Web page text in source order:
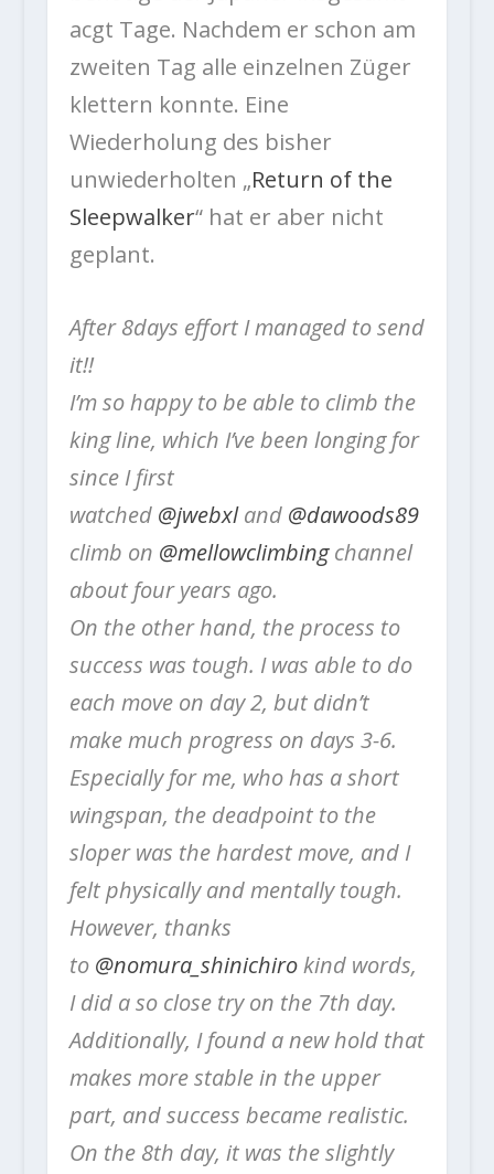
acgt Tage. Nachdem er schon am
zweiten Tag alle einzelnen Züger
klettern konnte. Eine
Wiederholung des bisher
unwiederholten „Return of the
Sleepwalker“ hat er aber nicht
geplant.
After 8days effort I managed to send
it!!
I’m so happy to be able to climb the
king line, which I’ve been longing for
since I first
watched @jwebxland @dawoods89
climb on @mellowclimbingchannel
about four years ago.
On the other hand, the process to
success was tough. I was able to do
each move on day 2, but didn’t
make much progress on days 3-6.
Especially for me, who has a short
wingspan, the deadpoint to the
sloper was the hardest move, and I
felt physically and mentally tough.
However, thanks
to @nomura_shinichirokind words,
I did a so close try on the 7th day.
Additionally, I found a new hold that
makes more stable in the upper
part, and success became realistic.
On the 8th day, it was the slightly